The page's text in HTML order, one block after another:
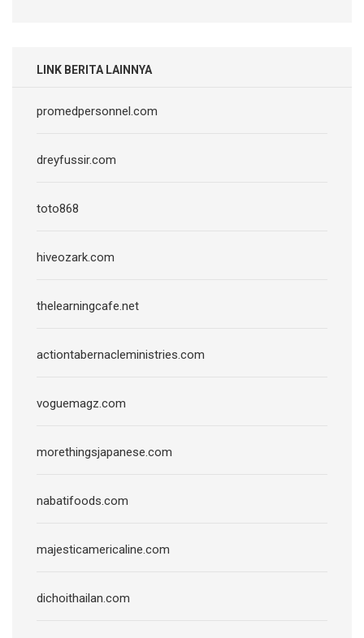
LINK BERITA LAINNYA
promedpersonnel.com
dreyfussir.com
toto868
hiveozark.com
thelearningcafe.net
actiontabernacleministries.com
voguemagz.com
morethingsjapanese.com
nabatifoods.com
majesticamericaline.com
dichoithailan.com